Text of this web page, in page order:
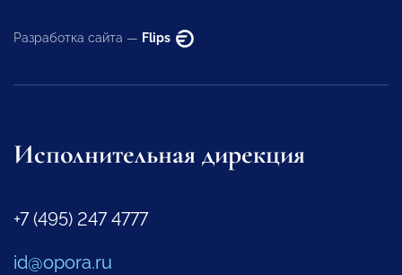
Разработка сайта — Flips
Исполнительная дирекция
+7 (495) 247 4777
id@opora.ru